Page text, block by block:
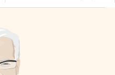
métropole anglophone. Un
marché du travail sous tension
Toronto, cœur de l’économie
canadienne, n’est pas au